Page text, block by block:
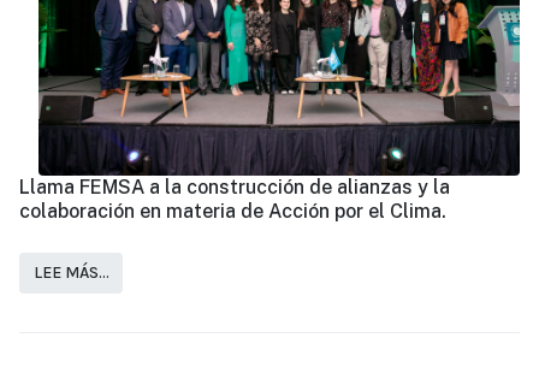
Llama FEMSA a la construcción de alianzas y la
colaboración en materia de Acción por el Clima.
LEE MÁS…